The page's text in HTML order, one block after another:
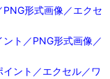
形式画像／エクセ
ト／PNG形式画像／
ント／エクセル／ワ